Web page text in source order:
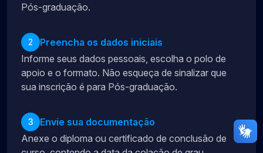
Pós-graduação.
2
Preencha os dados iniciais
Informe seus dados pessoais, escolha o polo de
apoio e o formato. Não esqueça de sinalizar que
sua inscrição é para Pós-graduação.
3
Envie sua documentação
Anexe o diploma ou certificado de conclusão de